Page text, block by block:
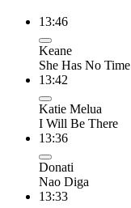
13:46
Keane
She Has No Time
13:42
Katie Melua
I Will Be There
13:36
Donati
Nao Diga
13:33